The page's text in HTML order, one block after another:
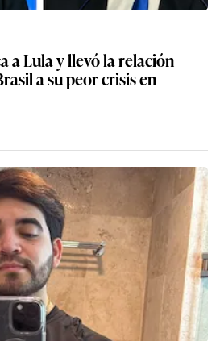
a Lula y llevó la relación
a su peor crisis en